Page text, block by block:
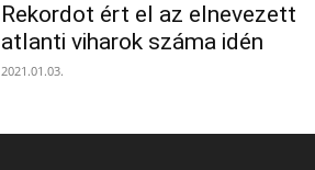
Rekordot ért el az elnevezett
atlanti viharok száma idén
2021.01.03.